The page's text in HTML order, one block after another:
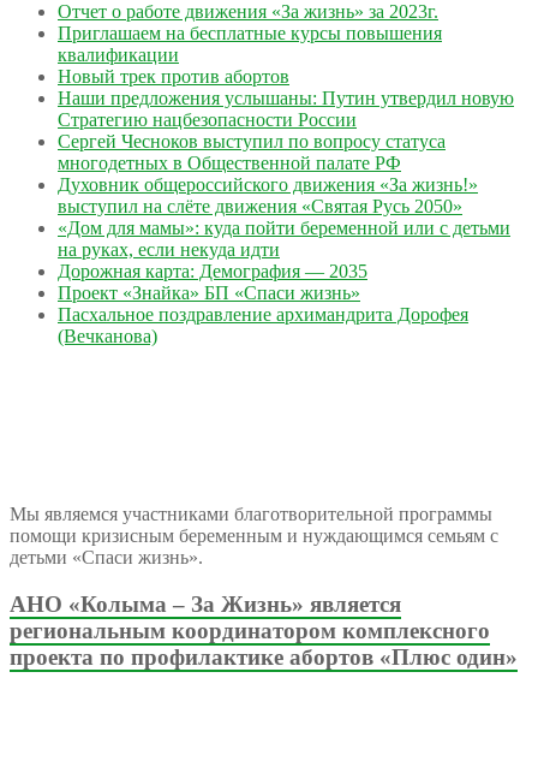
Отчет о работе движения «За жизнь» за 2023г.
Приглашаем на бесплатные курсы повышения
квалификации
Новый трек против абортов
Наши предложения услышаны: Путин утвердил новую
Стратегию нацбезопасности России
Сергей Чесноков выступил по вопросу статуса
многодетных в Общественной палате РФ
Духовник общероссийского движения «За жизнь!»
выступил на слёте движения «Святая Русь 2050»
«Дом для мамы»: куда пойти беременной или с детьми
на руках, если некуда идти
Дорожная карта: Демография — 2035
Проект «Знайка» БП «Спаси жизнь»
Пасхальное поздравление архимандрита Дорофея
(Вечканова)
Мы являемся участниками благотворительной программы
помощи кризисным беременным и нуждающимся семьям с
детьми «Спаси жизнь».
АНО «Колыма – За Жизнь» является
региональным координатором комплексного
проекта по профилактике абортов «Плюс один»